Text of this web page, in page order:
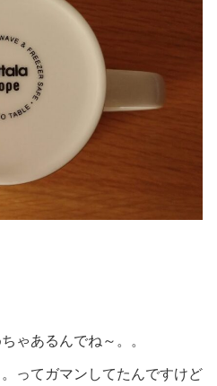
ゃあるんでね～。。
ってガマンしてたんですけど